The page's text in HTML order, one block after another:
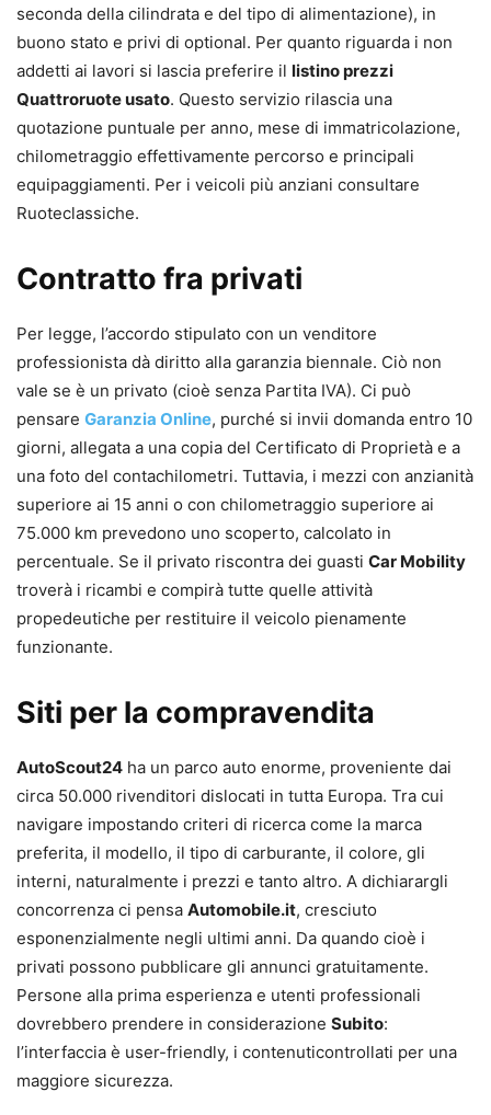
seconda della cilindrata e del tipo di alimentazione), in
buono stato e privi di optional. Per quanto riguarda i non
addetti ai lavori si lascia preferire il listino prezzi
Quattroruote usato. Questo servizio rilascia una
quotazione puntuale per anno, mese di immatricolazione,
chilometraggio effettivamente percorso e principali
equipaggiamenti. Per i veicoli più anziani consultare
Ruoteclassiche.
Contratto fra privati
Per legge, l’accordo stipulato con un venditore
professionista dà diritto alla garanzia biennale. Ciò non
vale se è un privato (cioè senza Partita IVA). Ci può
pensare Garanzia Online, purché si invii domanda entro 10
giorni, allegata a una copia del Certificato di Proprietà e a
una foto del contachilometri. Tuttavia, i mezzi con anzianità
superiore ai 15 anni o con chilometraggio superiore ai
75.000 km prevedono uno scoperto, calcolato in
percentuale. Se il privato riscontra dei guasti Car Mobility
troverà i ricambi e compirà tutte quelle attività
propedeutiche per restituire il veicolo pienamente
funzionante.
Siti per la compravendita
AutoScout24 ha un parco auto enorme, proveniente dai
circa 50.000 rivenditori dislocati in tutta Europa. Tra cui
navigare impostando criteri di ricerca come la marca
preferita, il modello, il tipo di carburante, il colore, gli
interni, naturalmente i prezzi e tanto altro. A dichiarargli
concorrenza ci pensa Automobile.it, cresciuto
esponenzialmente negli ultimi anni. Da quando cioè i
privati possono pubblicare gli annunci gratuitamente.
Persone alla prima esperienza e utenti professionali
dovrebbero prendere in considerazione Subito:
l’interfaccia è user-friendly, i contenuticontrollati per una
maggiore sicurezza.